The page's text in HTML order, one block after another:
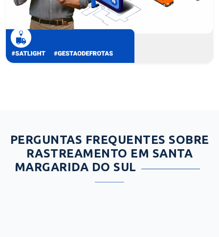
PERGUNTAS FREQUENTES SOBRE
RASTREAMENTO EM SANTA
MARGARIDA DO SUL